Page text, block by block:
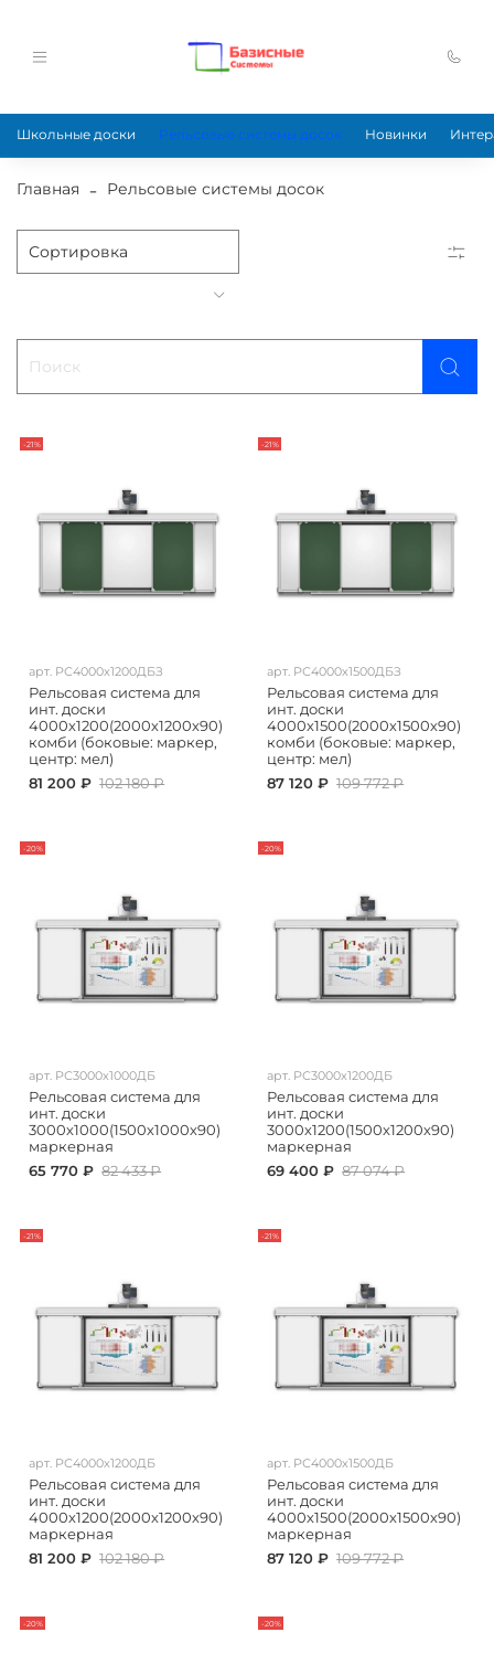
Школьные доски Рельсовые системы досок Новинки
Главная Рельсовые системы досок
-21%
арт. РС4000х1200ДБЗ
Рельсовая система для
инт. доски
4000х1200(2000х1200х90)
комби (боковые: маркер,
центр: мел)
81 200 ₽ 102 180 ₽
-21%
арт. РС4000х1500ДБЗ
Рельсовая система для
инт. доски
4000х1500(2000х1500х90)
комби (боковые: маркер,
центр: мел)
87 120 ₽ 109 772 ₽
-20%
арт. РС3000х1000ДБ
Рельсовая система для
инт. доски
3000х1000(1500х1000х90)
маркерная
65 770 ₽ 82 433 ₽
-20%
арт. РС3000х1200ДБ
Рельсовая система для
инт. доски
3000х1200(1500х1200х90)
маркерная
69 400 ₽ 87 074 ₽
-21%
арт. РС4000х1200ДБ
Рельсовая система для
инт. доски
4000х1200(2000х1200х90)
маркерная
81 200 ₽ 102 180 ₽
-21%
арт. РС4000х1500ДБ
Рельсовая система для
инт. доски
4000х1500(2000х1500х90)
маркерная
87 120 ₽ 109 772 ₽
-20% -20%